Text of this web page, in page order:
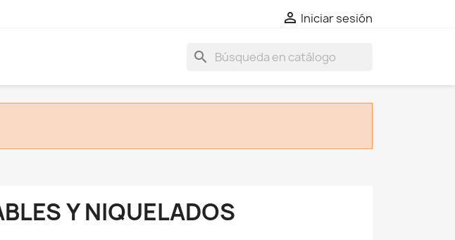
 Iniciar sesión
search
Y NIQUELADOS